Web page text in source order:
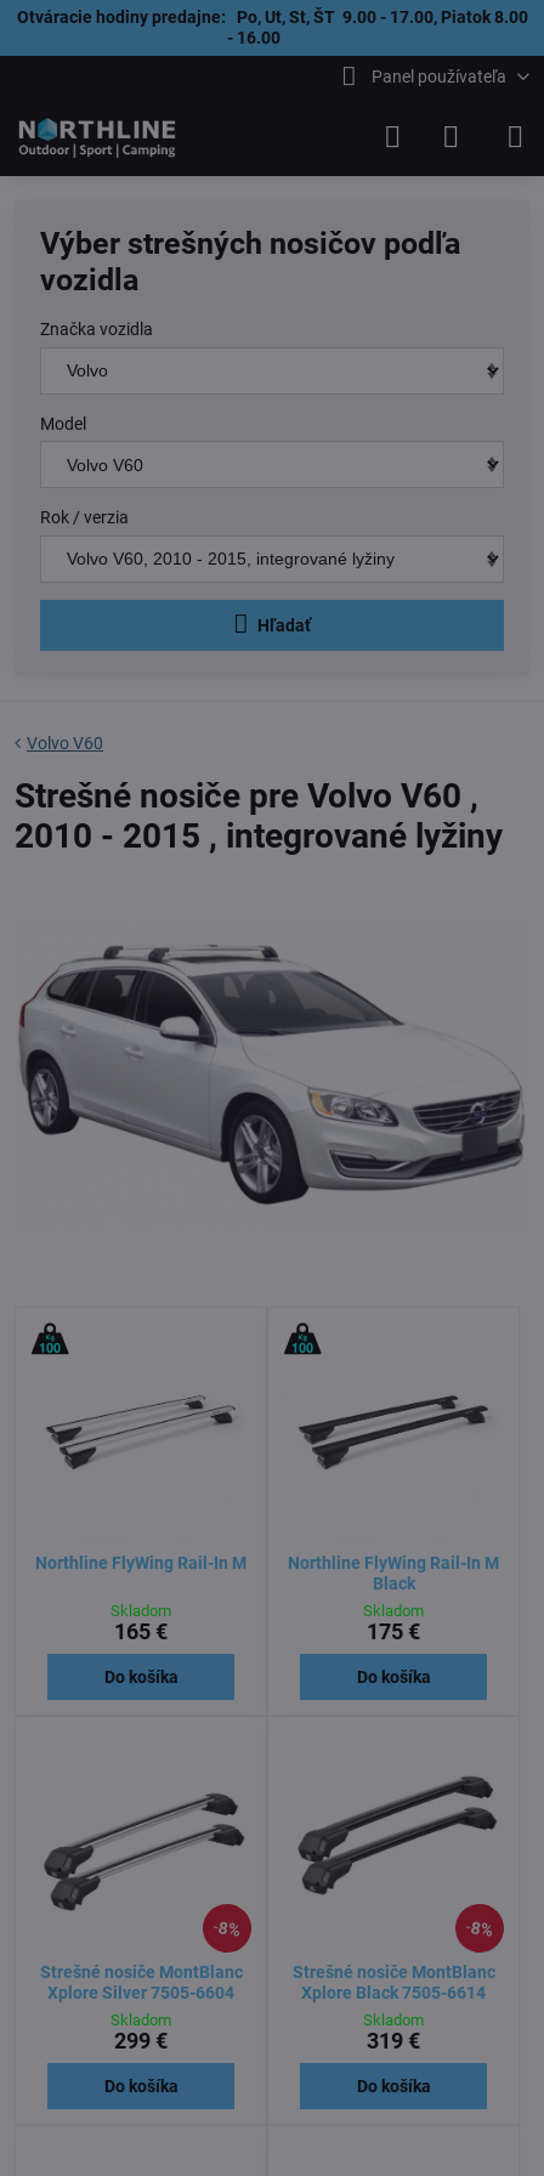
Otváracie hodiny predajne: Po, Ut, St, ŠT 9.00 - 17.00, Piatok 8.00
- 16.00
Panel používateľa
Výber strešných nosičov podľa
vozidla
Značka vozidla
Model
Rok / verzia
Hľadať
Volvo V60
Strešné nosiče pre Volvo V60 ,
2010 - 2015 , integrované lyžiny
Northline FlyWing Rail-In M
Skladom
165 €
Do košíka
Northline FlyWing Rail-In M
Black
Skladom
175 €
Do košíka
8%
Strešné nosiče MontBlanc
Xplore Silver 7505-6604
Skladom
299 €
Do košíka
8%
Strešné nosiče MontBlanc
Xplore Black 7505-6614
Skladom
319 €
Do košíka